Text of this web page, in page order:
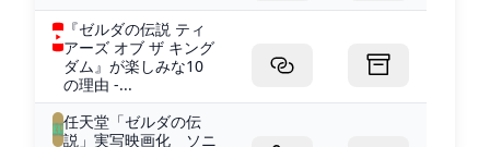
『ゼルダの伝説 ティ
アーズ オブ ザ キング
ダム』が楽しみな10
の理由 -...
任天堂「ゼルダの伝
説」実写映画化 ソニ